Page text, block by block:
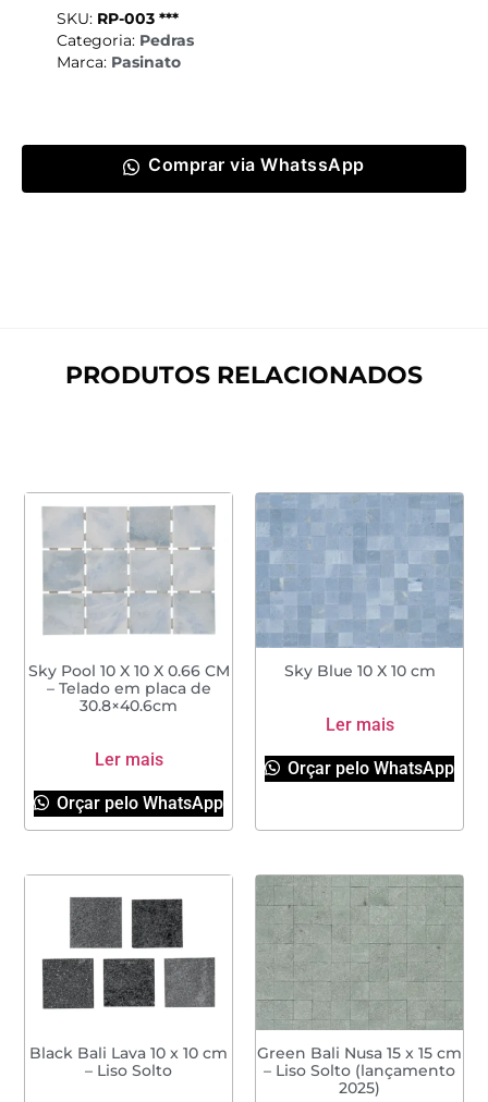
SKU: RP-003 ***
Categoria: Pedras
Marca: Pasinato
Comprar via WhatssApp
PRODUTOS RELACIONADOS
Sky Pool 10 X 10 X 0.66 CM
– Telado em placa de
30.8×40.6cm
Ler mais
Orçar pelo WhatsApp
Sky Blue 10 X 10 cm
Ler mais
Orçar pelo WhatsApp
Black Bali Lava 10 x 10 cm
– Liso Solto
Green Bali Nusa 15 x 15 cm
– Liso Solto (lançamento
2025)